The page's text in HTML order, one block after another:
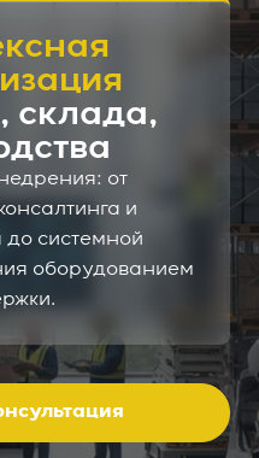
склада,
от
и
до системной
оборудованием